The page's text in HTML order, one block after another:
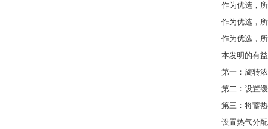
作为优选，
作为优选，
作为优选，
本发明的有
第一：旋转
第二：设置
第三：将蓄
设置热气分